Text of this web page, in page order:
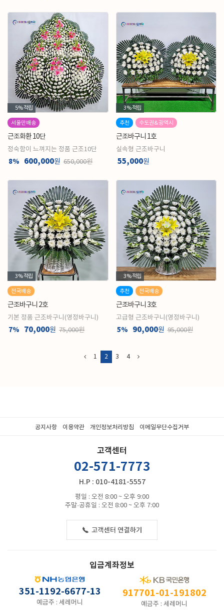
5%적립
서울만배송
근조화환 10단
정숙함이 느껴지는 정품 근조10단
8% 600,000원 650,000원
3%적립
추천 수도권&광역시
근조바구니 1호
실속형 근조바구니
55,000원
3%적립
전국배송
근조바구니 2호
기본 정품 근조바구니(영정바구니)
7% 70,000원 75,000원
3%적립
추천 전국배송
근조바구니 3호
고급형 근조바구니(영정바구니)
5% 90,000원 95,000원
1 2 3 4
공지사항 이용약관 개인정보처리방침 이메일무단수집거부
고객센터
02-571-7773
H.P : 010-4181-5557
평일 : 오전 8:00 ~ 오후 9:00
주말·공휴일 : 오전 8:00 ~ 오후 7:00
입금계좌정보
351-1192-6677-13
예금주 : 세레머니
917701-01-191802
예금주 : 세레머니